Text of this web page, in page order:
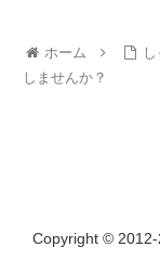
ホーム
しませんか？
Copyright ©